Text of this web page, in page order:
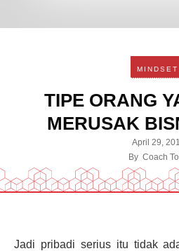
MINDSET
TIPE ORANG
MERUSAK
April 29,
By Coach
Jadi pribadi serius itu tidak